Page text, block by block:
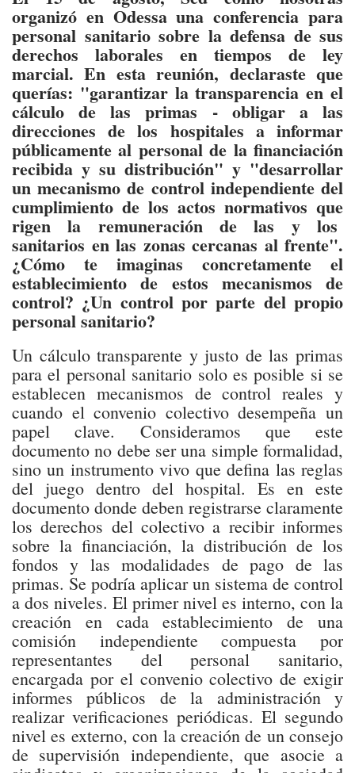
organizó en Odessa una conferencia para
personal sanitario sobre la defensa de sus
derechos laborales en tiempos de ley
marcial. En esta reunión, declaraste que
querías: "garantizar la transparencia en el
cálculo de las primas - obligar a las
direcciones de los hospitales a informar
públicamente al personal de la financiación
recibida y su distribución" y "desarrollar
un mecanismo de control independiente del
cumplimiento de los actos normativos que
rigen la remuneración de las y los
sanitarios en las zonas cercanas al frente".
¿Cómo te imaginas concretamente el
establecimiento de estos mecanismos de
control? ¿Un control por parte del propio
personal sanitario?
Un cálculo transparente y justo de las primas
para el personal sanitario solo es posible si se
establecen mecanismos de control reales y
cuando el convenio colectivo desempeña un
papel clave. Consideramos que este
documento no debe ser una simple formalidad,
sino un instrumento vivo que defina las reglas
del juego dentro del hospital. Es en este
documento donde deben registrarse claramente
los derechos del colectivo a recibir informes
sobre la financiación, la distribución de los
fondos y las modalidades de pago de las
primas. Se podría aplicar un sistema de control
a dos niveles. El primer nivel es interno, con la
creación en cada establecimiento de una
comisión independiente compuesta por
representantes del personal sanitario,
encargada por el convenio colectivo de exigir
informes públicos de la administración y
realizar verificaciones periódicas. El segundo
nivel es externo, con la creación de un consejo
de supervisión independiente, que asocie a